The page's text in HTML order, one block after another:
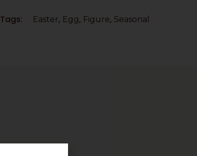
Tags: Easter, Egg, Figure, Seasonal